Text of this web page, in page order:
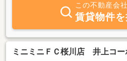
この不動産会
賃貸物件
ミニミニＦＣ桜川店 井上コー